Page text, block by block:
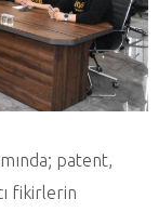
patent,
fikirlerin